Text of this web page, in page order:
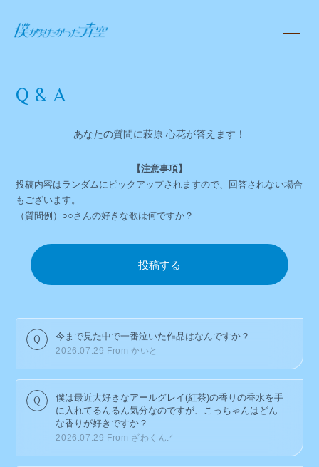
推しドウガ
Q&A
心花の部屋
MY PAGE
Q&A
あなたの質問に萩原 心花が答えます！
【注意事項】
投稿内容はランダムにピックアップされますので、回答されない場合
もございます。
（質問例）○○さんの好きな歌は何ですか？
投稿する
今まで見た中で一番泣いた作品はなんですか？
2026.07.29 From かいと
僕は最近大好きなアールグレイ(紅茶)の香りの香水を手
に入れてるんるん気分なのですが、こっちゃんはどん
な香りが好きですか？
2026.07.29 From ざわくん.ᐟ